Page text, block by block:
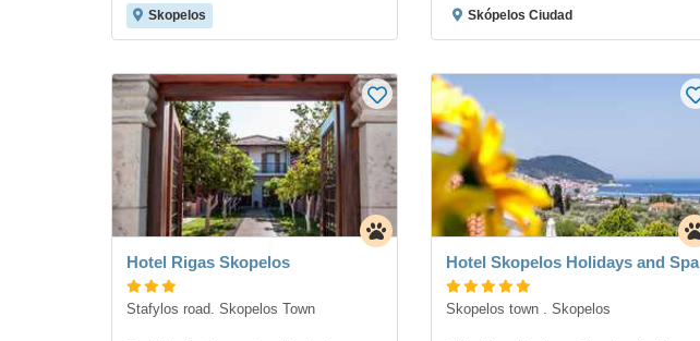
Skopelos Skópelos Ciudad
Hotel Rigas Skopelos
Stafylos road. Skopelos Town
Hotel Skopelos Holidays and Spa
Skopelos town . Skopelos